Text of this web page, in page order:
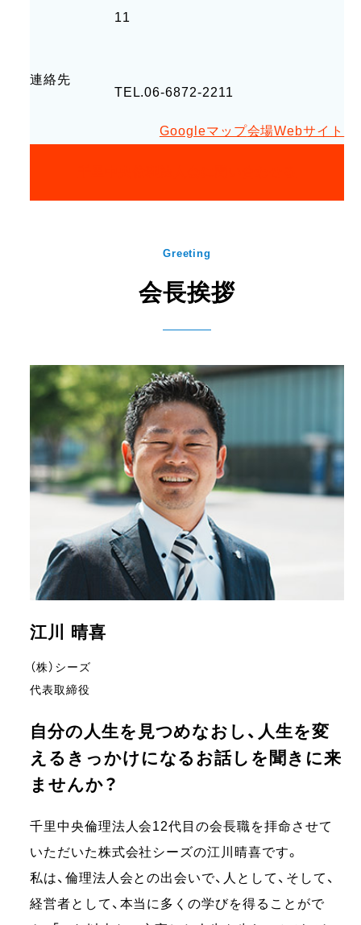
11
連絡先
TEL.06-6872-2211
Googleマップ会場Webサイト
Greeting
会長挨拶
江川 晴喜
（株）シーズ
代表取締役
自分の人生を見つめなおし、人生を変
えるきっかけになるお話しを聞きに来
ませんか？
千里中央倫理法人会12代目の会長職を拝命させて
いただいた株式会社シーズの江川晴喜です。
私は、倫理法人会との出会いで、人として、そして、
経営者として、本当に多くの学びを得ることがで